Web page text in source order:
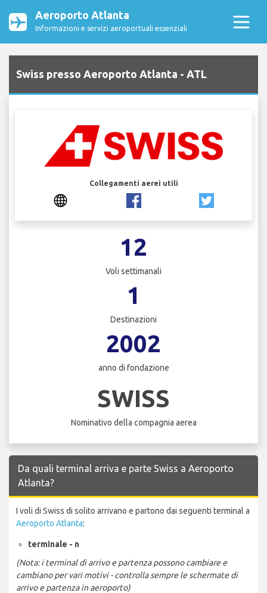
Aeroporto Atlanta
Informazioni e servizi aeroportuali essenziali
Swiss presso Aeroporto Atlanta - ATL
Collegamenti aerei utili
12
Voli settimanali
1
Destinazioni
2002
anno di fondazione
SWISS
Nominativo della compagnia aerea
Da quali terminal arriva e parte Swiss a Aeroporto
Atlanta?
I voli di Swiss di solito arrivano e partono dai seguenti terminal a
Aeroporto Atlanta:
terminale - n
(Nota: i terminal di arrivo e partenza possono cambiare e
cambiano per vari motivi - controlla sempre le schermate di
arrivo e partenza in aeroporto)